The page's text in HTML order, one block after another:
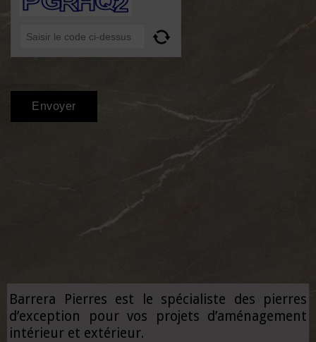
Barrera Pierres est le spécialiste des pierres
d’exception pour vos projets d’aménagement
intérieur et extérieur.